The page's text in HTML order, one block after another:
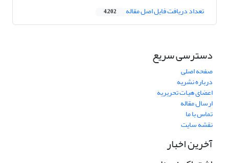
تعداد دریافت فایل اصل مقاله 4,202
دسترسی سریع
صفحه اصلی
درباره نشریه
اعضای هیات تحریریه
ارسال مقاله
تماس با ما
نقشه سایت
آخرین اخبار